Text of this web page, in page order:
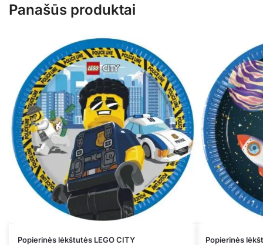
Panašūs produktai
Popierinės lėkštutės LEGO CITY Popierinės